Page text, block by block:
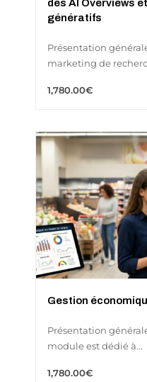
des AI Overviews
génératifs
Présentation
marketing de
1,780.00€
Gestion
Présentation
module est dédié à...
1,780.00€